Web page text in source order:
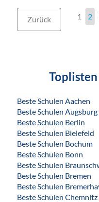
Zurück 1 2
Beste Schulen Aachen
Beste Schulen Augsburg
Beste Schulen Berlin
Beste Schulen Bielefeld
Beste Schulen Bochum
Beste Schulen Bonn
Beste Schulen
Beste Schulen Bremen
Beste Schulen
Beste Schulen Chemnitz